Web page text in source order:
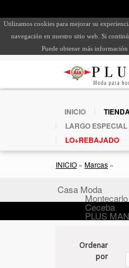
Utilizamos cookies para mejorar su
navegación en nuestro sitio web. Si
Puede obtener más información
INICIO TIENDA
LARGO ESPECIAL
LO+REBAJADO
INICIO » Marcas »
Casa Moda
Montecarlo
Ceceba
PLUS MAN
Ordenar
por